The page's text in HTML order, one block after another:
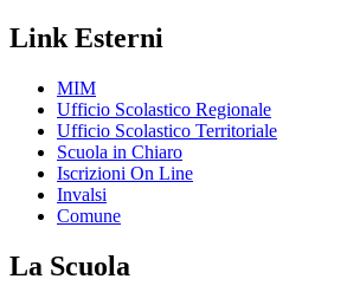
Link Esterni
MIM
Ufficio Scolastico Regionale
Ufficio Scolastico Territoriale
Scuola in Chiaro
Iscrizioni On Line
Invalsi
Comune
La Scuola